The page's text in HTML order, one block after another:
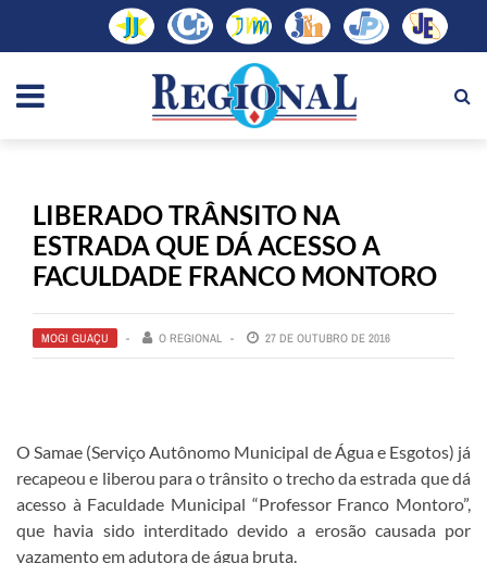
LIBERADO TRÂNSITO NA
ESTRADA QUE DÁ ACESSO A
FACULDADE FRANCO MONTORO
MOGI GUAÇU O REGIONAL 27 DE OUTUBRO DE 2016
O Samae (Serviço Autônomo Municipal de Água e Esgotos) já
recapeou e liberou para o trânsito o trecho da estrada que dá
acesso à Faculdade Municipal “Professor Franco Montoro”,
que havia sido interditado devido a erosão causada por
vazamento em adutora de água bruta.